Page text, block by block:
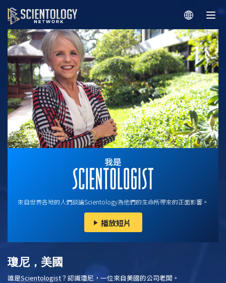
來自世界各地的人們談論Scientology為他們的生命所帶來的正面影響。
播放短片
瓊尼，美國
誰是Scientologist？認識瓊尼，一位來自美國的公司老闆。